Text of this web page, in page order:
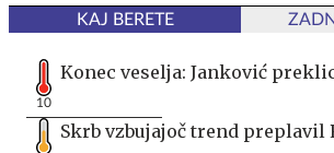
KAJ BERETE
10
Konec veselja: Janković
Skrb vzbujajoč trend preplavil